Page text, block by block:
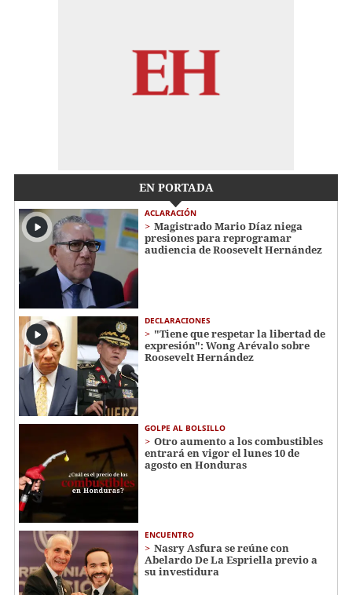
EN PORTADA
ACLARACIÓN
Magistrado Mario Díaz niega
presiones para reprogramar
audiencia de Roosevelt Hernández
DECLARACIONES
"Tiene que respetar la libertad de
expresión": Wong Arévalo sobre
Roosevelt Hernández
GOLPE AL BOLSILLO
Otro aumento a los combustibles
entrará en vigor el lunes 10 de
agosto en Honduras
ENCUENTRO
Nasry Asfura se reúne con
Abelardo De La Espriella previo a
su investidura